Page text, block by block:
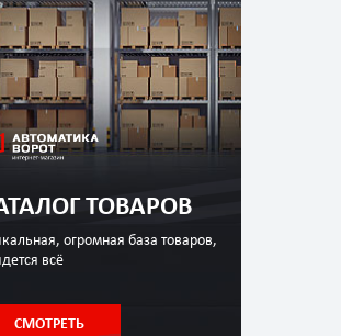
ТОВАРОВ
огромная база товаров,
всё
СМОТРЕТЬ